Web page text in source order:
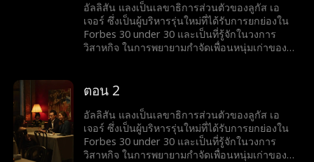
อัลลิสัน แลงเป็นเลขาธิการส่วนตัวของลูกัส เอ
เจอร์ ซึ่งเป็นผู้บริหารรุ่นใหม่ที่ได้รับการยกย่องใน
Forbes 30 under 30 และเป็นที่รู้จักในวงการ
วิสาหกิจ ในการพยายามกำจัดเพื่อนหนุ่มเก่าของ
เจอร์ แต่เมื่อเหตุการณ์ไม่คาดคิดเกิดขึ้นและ
จะเกิดอะไรขึ้นกับเธอและลูกัส เอเจอร์ ว่าเขาจะไล่
เธอออกจากงานหรือไม่... หรือความลับจากอดีต
ของพวกเขาจะถูกเปิดเผยขึ้นมา
ตอน 2
อัลลิสัน แลงเป็นเลขาธิการส่วนตัวของลูกัส เอ
เจอร์ ซึ่งเป็นผู้บริหารรุ่นใหม่ที่ได้รับการยกย่องใน
Forbes 30 under 30 และเป็นที่รู้จักในวงการ
วิสาหกิจ ในการพยายามกำจัดเพื่อนหนุ่มเก่าของ